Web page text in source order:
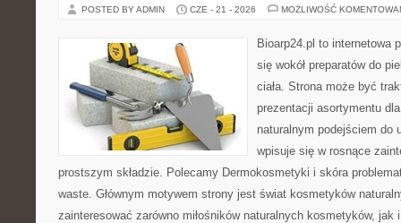
POSTED BY ADMIN CZE - 21 - 2026 MOŻLIWOŚĆ
Bioarp24.pl to internetowa
się wokół preparatów do
ciała. Strona może być
prezentacji asortymentu
naturalnym podejściem do
wpisuje się w rosnące
prostszym składzie. Polecamy Dermokosmetyki i skóra
waste. Głównym motywem strony jest świat kosmetyków
zainteresować zarówno miłośników naturalnych kosmetyków,